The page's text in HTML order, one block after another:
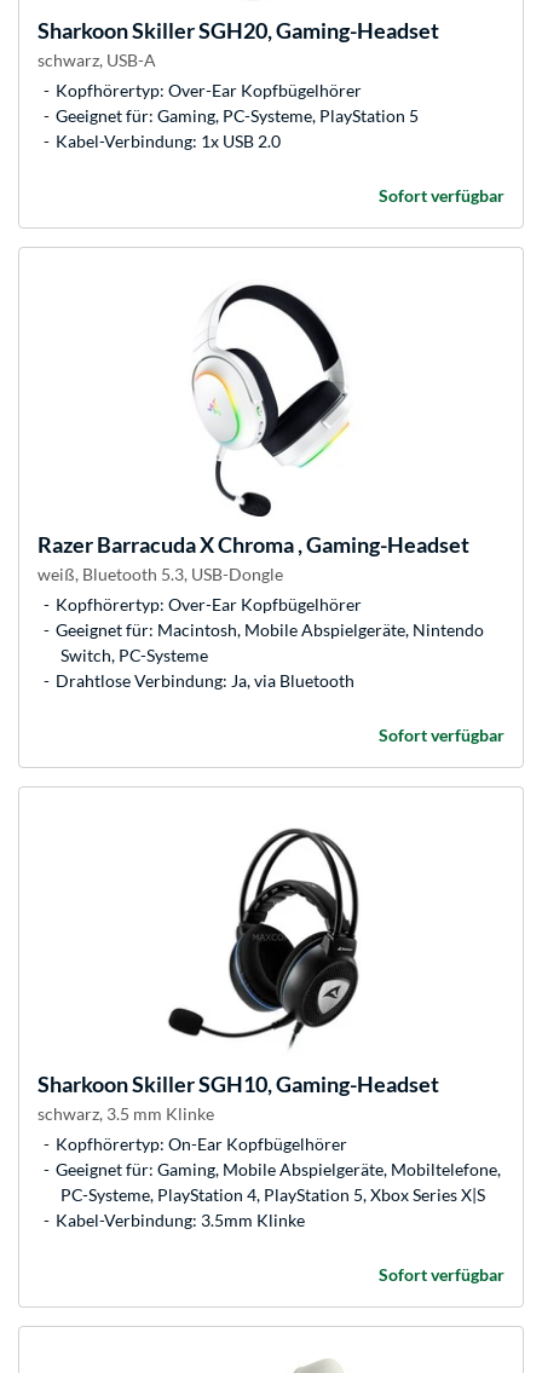
SharkoonSkiller SGH20, Gaming-Headset
schwarz, USB-A
Kopfhörertyp: Over-Ear Kopfbügelhörer
Geeignet für: Gaming, PC-Systeme, PlayStation 5
Kabel-Verbindung: 1x USB 2.0
Sofort verfügbar
RazerBarracuda X Chroma , Gaming-Headset
weiß, Bluetooth 5.3, USB-Dongle
Kopfhörertyp: Over-Ear Kopfbügelhörer
Geeignet für: Macintosh, Mobile Abspielgeräte, Nintendo
Switch, PC-Systeme
Drahtlose Verbindung: Ja, via Bluetooth
Sofort verfügbar
SharkoonSkiller SGH10, Gaming-Headset
schwarz, 3.5 mm Klinke
Kopfhörertyp: On-Ear Kopfbügelhörer
Geeignet für: Gaming, Mobile Abspielgeräte, Mobiltelefone,
PC-Systeme, PlayStation 4, PlayStation 5, Xbox Series X|S
Kabel-Verbindung: 3.5mm Klinke
Sofort verfügbar